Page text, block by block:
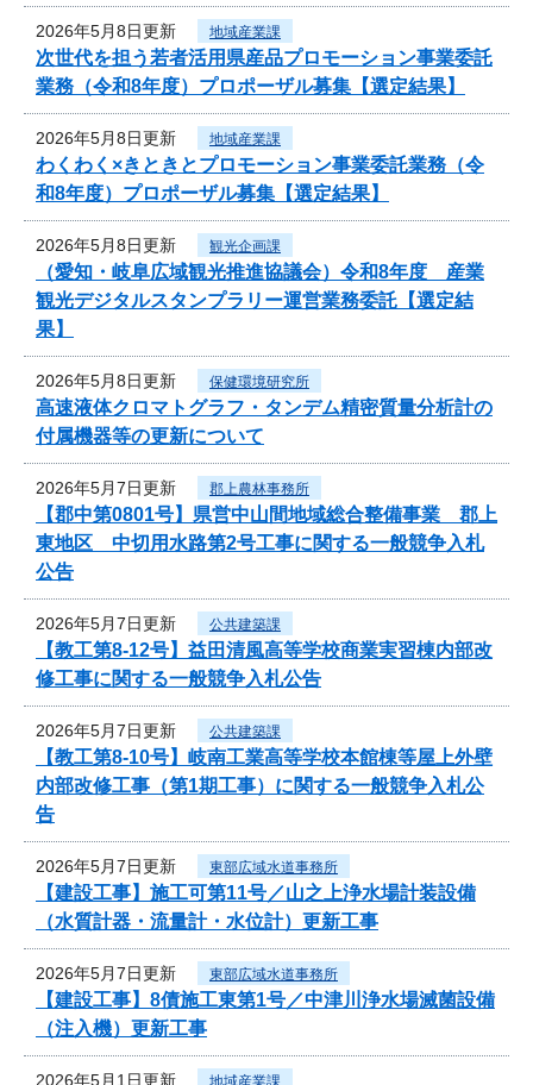
2026年5月8日更新 地域産業課
次世代を担う若者活用県産品プロモーション事業委託
業務（令和8年度）プロポーザル募集【選定結果】
2026年5月8日更新 地域産業課
わくわく×きときとプロモーション事業委託業務（令
和8年度）プロポーザル募集【選定結果】
2026年5月8日更新 観光企画課
（愛知・岐阜広域観光推進協議会）令和8年度 産業
観光デジタルスタンプラリー運営業務委託【選定結
果】
2026年5月8日更新 保健環境研究所
高速液体クロマトグラフ・タンデム精密質量分析計の
付属機器等の更新について
2026年5月7日更新 郡上農林事務所
【郡中第0801号】県営中山間地域総合整備事業 郡上
東地区 中切用水路第2号工事に関する一般競争入札
公告
2026年5月7日更新 公共建築課
【教工第8-12号】益田清風高等学校商業実習棟内部改
修工事に関する一般競争入札公告
2026年5月7日更新 公共建築課
【教工第8-10号】岐南工業高等学校本館棟等屋上外壁
内部改修工事（第1期工事）に関する一般競争入札公
告
2026年5月7日更新 東部広域水道事務所
【建設工事】施工可第11号／山之上浄水場計装設備
（水質計器・流量計・水位計）更新工事
2026年5月7日更新 東部広域水道事務所
【建設工事】8債施工東第1号／中津川浄水場滅菌設備
（注入機）更新工事
2026年5月1日更新 地域産業課